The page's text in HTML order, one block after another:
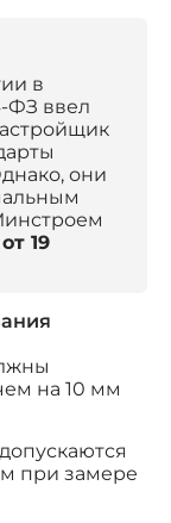
в
ФЗ ввел
они
19
на 10 мм
при замере